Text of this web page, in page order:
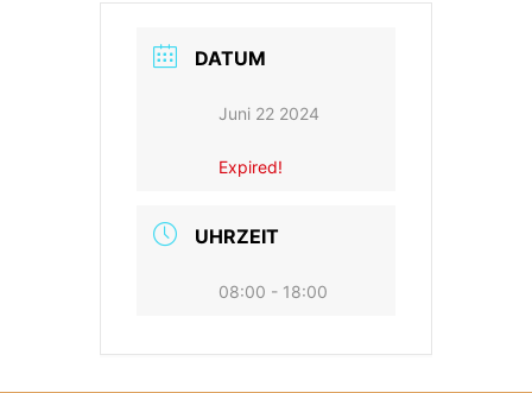
DATUM
Juni 22 2024
Expired!
UHRZEIT
08:00 - 18:00